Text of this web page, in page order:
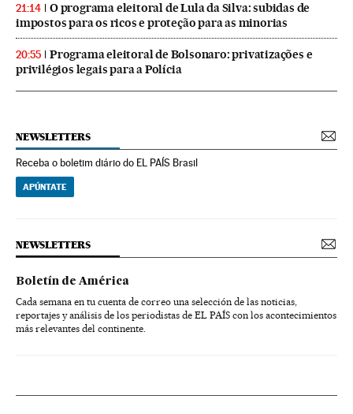
21:14
O programa eleitoral de Lula da Silva: subidas de
impostos para os ricos e proteção para as minorias
20:55
Programa eleitoral de Bolsonaro: privatizações e
privilégios legais para a Polícia
NEWSLETTERS
Receba o boletim diário do EL PAÍS Brasil
APÚNTATE
NEWSLETTERS
Boletín de América
Cada semana en tu cuenta de correo una selección de las noticias,
reportajes y análisis de los periodistas de EL PAÍS con los acontecimientos
más relevantes del continente.